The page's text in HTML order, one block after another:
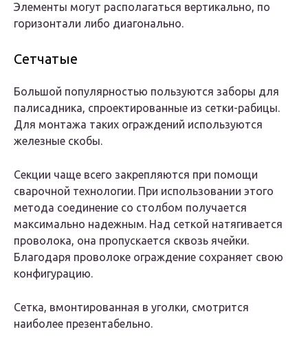
Элементы могут располагаться вертикально, по
горизонтали либо диагонально.
Сетчатые
Большой популярностью пользуются заборы для
палисадника, спроектированные из сетки-рабицы.
Для монтажа таких ограждений используются
железные скобы.
Секции чаще всего закрепляются при помощи
сварочной технологии. При использовании этого
метода соединение со столбом получается
максимально надежным. Над сеткой натягивается
проволока, она пропускается сквозь ячейки.
Благодаря проволоке ограждение сохраняет свою
конфигурацию.
Сетка, вмонтированная в уголки, смотрится
наиболее презентабельно.